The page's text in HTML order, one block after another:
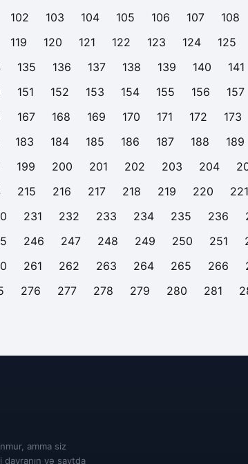
102 103 104 105 106 107 108
119 120 121 122 123 124 125
135 136 137 138 139 140 141
151 152 153 154 155 156 157
167 168 169 170 171 172 173
183 184 185 186 187 188 189
199 200 201 202 203 204
215 216 217 218 219 220 221
231 232 233 234 235 236
246 247 248 249 250 251
261 262 263 264 265 266
276 277 278 279 280 281
amma siz
və saytda